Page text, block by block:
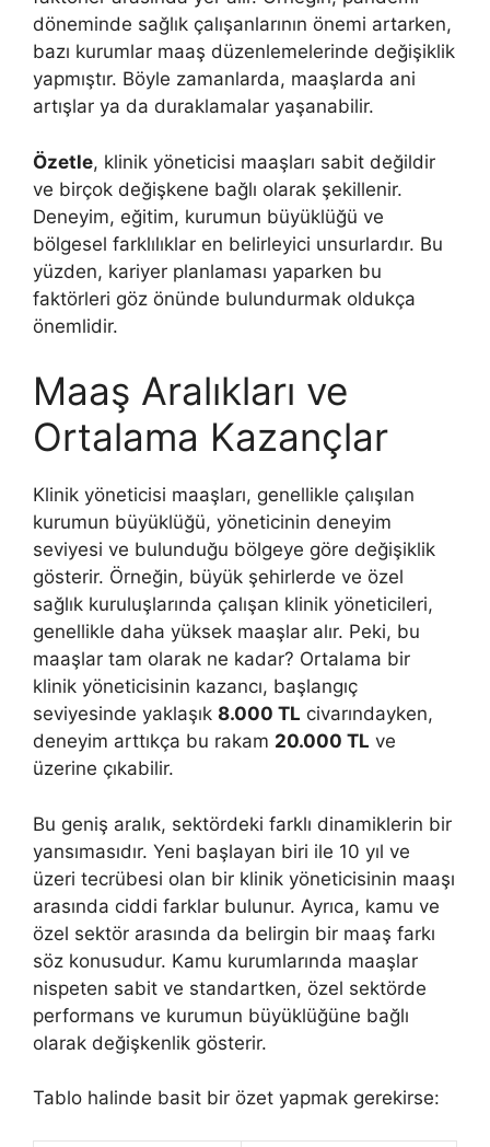
döneminde sağlık çalışanlarının önemi artarken,
bazı kurumlar maaş düzenlemelerinde değişiklik
yapmıştır. Böyle zamanlarda, maaşlarda ani
artışlar ya da duraklamalar yaşanabilir.
Özetle, klinik yöneticisi maaşları sabit değildir
ve birçok değişkene bağlı olarak şekillenir.
Deneyim, eğitim, kurumun büyüklüğü ve
bölgesel farklılıklar en belirleyici unsurlardır. Bu
yüzden, kariyer planlaması yaparken bu
faktörleri göz önünde bulundurmak oldukça
önemlidir.
Maaş Aralıkları ve
Ortalama Kazançlar
Klinik yöneticisi maaşları, genellikle çalışılan
kurumun büyüklüğü, yöneticinin deneyim
seviyesi ve bulunduğu bölgeye göre değişiklik
gösterir. Örneğin, büyük şehirlerde ve özel
sağlık kuruluşlarında çalışan klinik yöneticileri,
genellikle daha yüksek maaşlar alır. Peki, bu
maaşlar tam olarak ne kadar? Ortalama bir
klinik yöneticisinin kazancı, başlangıç
seviyesinde yaklaşık 8.000 TL civarındayken,
deneyim arttıkça bu rakam 20.000 TL ve
üzerine çıkabilir.
Bu geniş aralık, sektördeki farklı dinamiklerin bir
yansımasıdır. Yeni başlayan biri ile 10 yıl ve
üzeri tecrübesi olan bir klinik yöneticisinin maaşı
arasında ciddi farklar bulunur. Ayrıca, kamu ve
özel sektör arasında da belirgin bir maaş farkı
söz konusudur. Kamu kurumlarında maaşlar
nispeten sabit ve standartken, özel sektörde
performans ve kurumun büyüklüğüne bağlı
olarak değişkenlik gösterir.
Tablo halinde basit bir özet yapmak gerekirse: